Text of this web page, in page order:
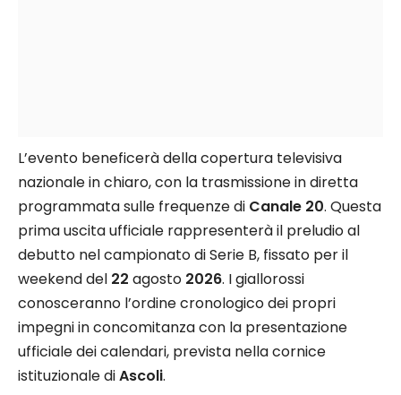
L’evento beneficerà della copertura televisiva
nazionale in chiaro, con la trasmissione in diretta
programmata sulle frequenze di Canale 20. Questa
prima uscita ufficiale rappresenterà il preludio al
debutto nel campionato di Serie B, fissato per il
weekend del 22 agosto 2026. I giallorossi
conosceranno l’ordine cronologico dei propri
impegni in concomitanza con la presentazione
ufficiale dei calendari, prevista nella cornice
istituzionale diAscoli.